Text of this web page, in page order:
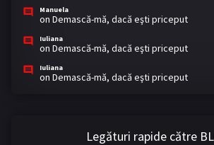
Manuela
on Demască-mă, dacă eşti priceput
Iuliana
on Demască-mă, dacă eşti priceput
Iuliana
on Demască-mă, dacă eşti priceput
Legături rapide către